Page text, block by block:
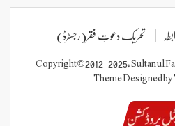
تحریک دعوتِ فقر(رجسٹرڈ)
Copyright © 2012-2025, Sultan ul
Theme Designed by